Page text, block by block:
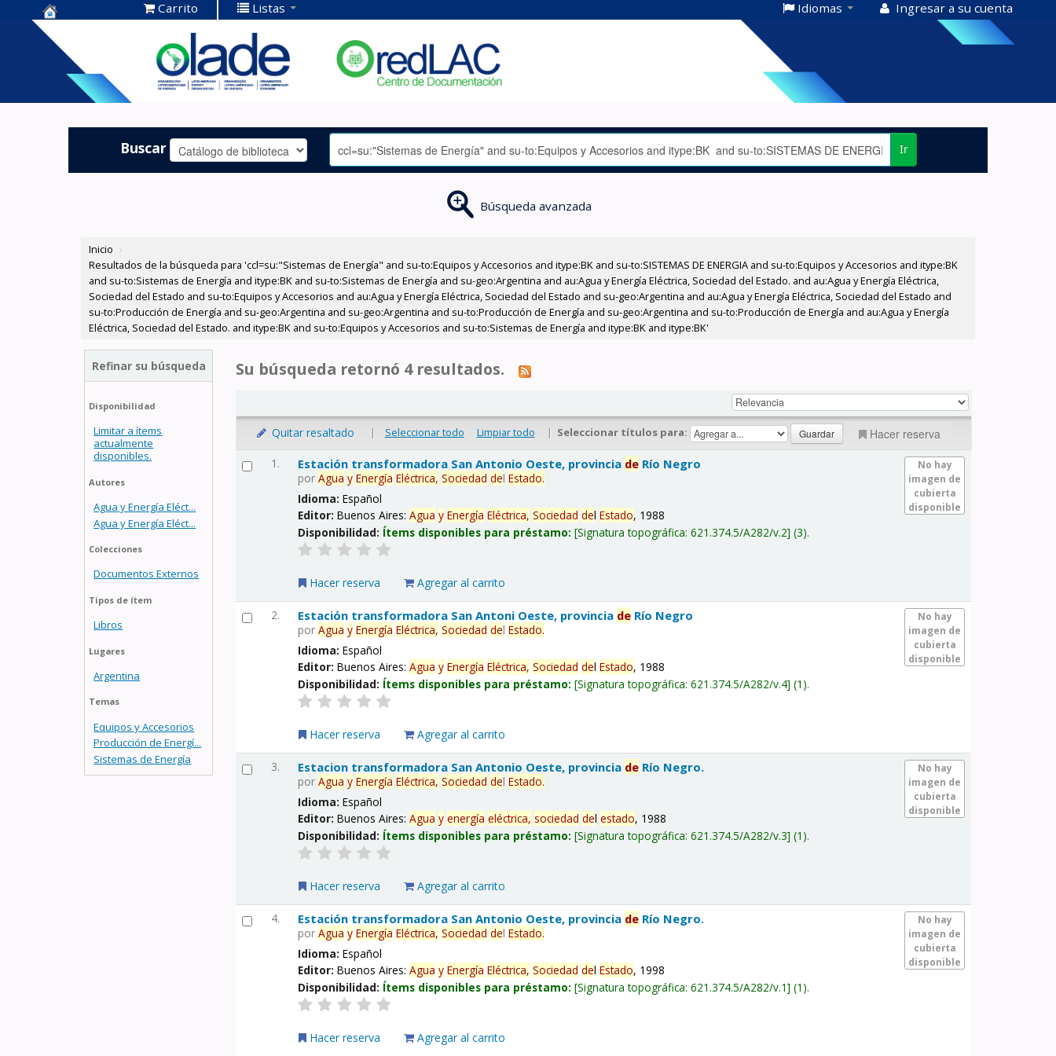
Centro de
Documentación
OLADE -
Carrito Listas Idiomas Ingresar a su cuenta
Buscar Ir
Búsqueda avanzada
Inicio ›
Resultados de la búsqueda para 'ccl=su:"Sistemas de Energía" and su-to:Equipos y Accesorios and itype:BK and su-to:SISTEMAS DE ENERGIA and su-to:Equipos y Accesorios and itype:BK
and su-to:Sistemas de Energía and itype:BK and su-to:Sistemas de Energía and su-geo:Argentina and au:Agua y Energía Eléctrica, Sociedad del Estado. and au:Agua y Energía Eléctrica,
Sociedad del Estado and su-to:Equipos y Accesorios and au:Agua y Energía Eléctrica, Sociedad del Estado and su-geo:Argentina and au:Agua y Energía Eléctrica, Sociedad del Estado and
su-to:Producción de Energía and su-geo:Argentina and su-geo:Argentina and su-to:Producción de Energía and su-geo:Argentina and su-to:Producción de Energía and au:Agua y Energía
Eléctrica, Sociedad del Estado. and itype:BK and su-to:Equipos y Accesorios and su-to:Sistemas de Energía and itype:BK and itype:BK'
Refinar su búsqueda
Disponibilidad
Limitar a ítems
actualmente
disponibles.
Autores
Agua y Energía Eléct...
Agua y Energía Eléct...
Colecciones
Documentos Externos
Tipos de ítem
Libros
Lugares
Argentina
Temas
Equipos y Accesorios
Producción de Energí...
Sistemas de Energía
Su búsqueda retornó 4 resultados.
Quitar resaltado | Seleccionar todo Limpiar todo | Seleccionar títulos para: Hacer reserva
1.
No hay
imagen de
cubierta
disponible
Estación transformadora San Antonio Oeste, provincia de Río Negro
porAgua y Energía Eléctrica, Sociedad delEstado.
Idioma:Español
Editor:Buenos Aires:Agua y Energía Eléctrica, Sociedad delEstado, 1988
Disponibilidad: Ítems disponibles para préstamo: Signatura topográfica:621.374.5/A282/v.2 (3).
Hacer reserva Agregar al carrito
2.
No hay
imagen de
cubierta
disponible
Estación transformadora San Antoni Oeste, provincia de Río Negro
porAgua y Energía Eléctrica, Sociedad delEstado.
Idioma:Español
Editor:Buenos Aires:Agua y Energía Eléctrica, Sociedad delEstado, 1988
Disponibilidad: Ítems disponibles para préstamo: Signatura topográfica:621.374.5/A282/v.4 (1).
Hacer reserva Agregar al carrito
3.
No hay
imagen de
cubierta
disponible
Estacion transformadora San Antonio Oeste, provincia de Río Negro.
porAgua y Energía Eléctrica, Sociedad delEstado.
Idioma:Español
Editor:Buenos Aires:Agua y energía eléctrica, sociedad delestado, 1988
Disponibilidad: Ítems disponibles para préstamo: Signatura topográfica:621.374.5/A282/v.3 (1).
Hacer reserva Agregar al carrito
4.
No hay
imagen de
cubierta
disponible
Estación transformadora San Antonio Oeste, provincia de Río Negro.
porAgua y Energía Eléctrica, Sociedad delEstado.
Idioma:Español
Editor:Buenos Aires:Agua y Energía Eléctrica, Sociedad delEstado, 1998
Disponibilidad: Ítems disponibles para préstamo: Signatura topográfica:621.374.5/A282/v.1 (1).
Hacer reserva Agregar al carrito